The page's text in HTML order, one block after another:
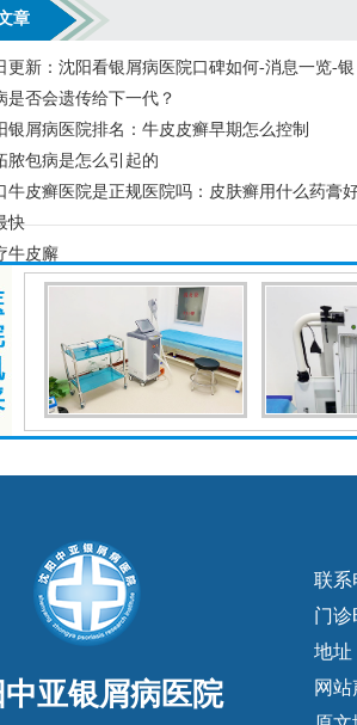
章
更新：沈阳看银屑病医院口碑如何-消息一览-银
是否会遗传给下一代？
银屑病医院排名：牛皮皮癣早期怎么控制
脓包病是怎么引起的
牛皮癣医院是正规医院吗：皮肤癣用什么药膏
快
牛皮廨
亚银屑病医院
联系
门
地址
网